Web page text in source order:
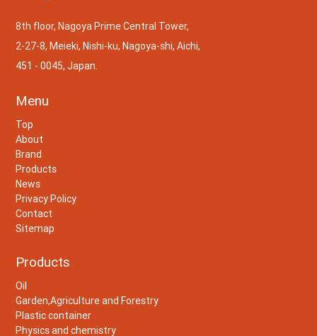
8th floor, Nagoya Prime Central Tower,
2-27-8, Meieki, Nishi-ku, Nagoya-shi, Aichi,
451 - 0045, Japan.
Menu
Top
About
Brand
Products
News
Privacy Policy
Contact
Sitemap
Products
Oil
Garden,Agriculture and Forestry
Plastic container
Physics and chemistry